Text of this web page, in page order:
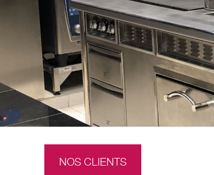
NOS CLIENTS